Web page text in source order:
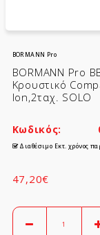
BORMANN Pro
BORMANN Pro
Κρουστικό
Ion,2ταχ. SOLO
Κωδικός:
Διαθέσιμο Εκτ. χρόνος
47,20€